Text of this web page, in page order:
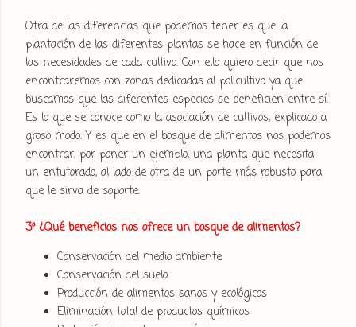
Otra de las diferencias que podemos tener es que la
plantación de las diferentes plantas se hace en función de
las necesidades de cada cultivo. Con ello quiero decir que nos
encontraremos con zonas dedicadas al policultivo ya que
buscamos que las diferentes especies se beneficien entre sí.
Es lo que se conoce como la asociación de cultivos, explicado a
groso modo. Y es que en el bosque de alimentos nos podemos
encontrar, por poner un ejemplo, una planta que necesita
un entutorado, al lado de otra de un porte más robusto para
que le sirva de soporte.
3º ¿Qué beneficios nos ofrece un bosque de alimentos?
Conservación del medio ambiente
Conservación del suelo
Producción de alimentos sanos y ecológicos
Eliminación total de productos químicos